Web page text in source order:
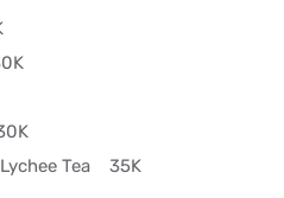
Tea 35K